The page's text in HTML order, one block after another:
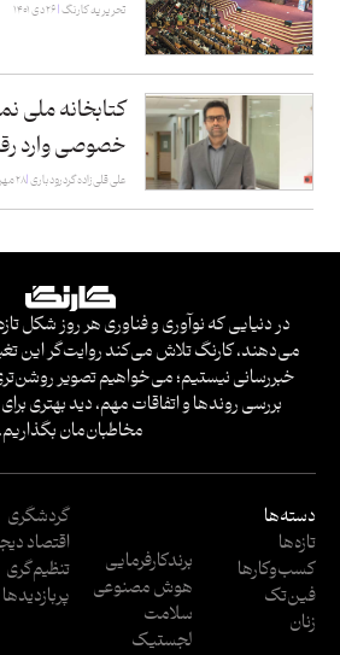
تحریریه کارنگ ۲۶ دی ۱۴۰۱
کتابخانه ملی
خصوصی وارد
علی قلی‌زاده گردرودباری ۲۸ مهر ۱۴۰۰
در دنیایی که نوآوری و فناوری هر روز شکل
می‌دهند، کارنگ تلاش می‌کند روایت‌گر این
خبررسانی نیستیم؛ می‌خواهیم تصویر روشن‌تری
بررسی روندها و اتفاقات مهم، دید بهتری
مخاطبان‌مان بگذاریم.
دسته‌ها
تازه‌ها
کسب‌وکار‌ها
فین‌تک
زنان
برندکارفرمایی
هوش مصنوعی
سلامت
لجستیک
گردشگری
اقتصاد
تنظیم‌گری
پربازدید‌ها